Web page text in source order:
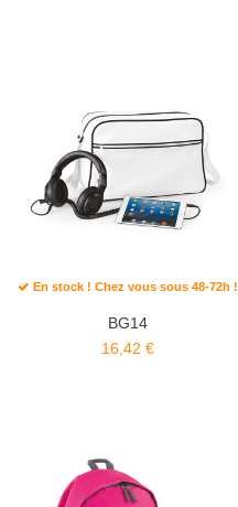
En stock ! Chez vous sous 48-72h !
BG14
16,42 €